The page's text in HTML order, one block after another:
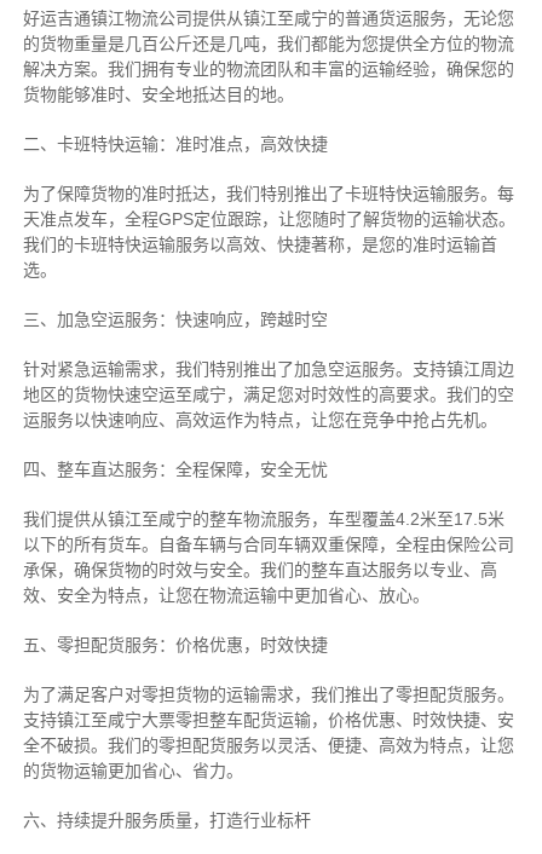
好运吉通镇江物流公司提供从镇江至咸宁的普通货运服务，无论您
的货物重量是几百公斤还是几吨，我们都能为您提供全方位的物流
解决方案。我们拥有专业的物流团队和丰富的运输经验，确保您的
货物能够准时、安全地抵达目的地。
二、卡班特快运输：准时准点，高效快捷
为了保障货物的准时抵达，我们特别推出了卡班特快运输服务。每
天准点发车，全程GPS定位跟踪，让您随时了解货物的运输状态。
我们的卡班特快运输服务以高效、快捷著称，是您的准时运输首
选。
三、加急空运服务：快速响应，跨越时空
针对紧急运输需求，我们特别推出了加急空运服务。支持镇江周边
地区的货物快速空运至咸宁，满足您对时效性的高要求。我们的空
运服务以快速响应、高效运作为特点，让您在竞争中抢占先机。
四、整车直达服务：全程保障，安全无忧
我们提供从镇江至咸宁的整车物流服务，车型覆盖4.2米至17.5米
以下的所有货车。自备车辆与合同车辆双重保障，全程由保险公司
承保，确保货物的时效与安全。我们的整车直达服务以专业、高
效、安全为特点，让您在物流运输中更加省心、放心。
五、零担配货服务：价格优惠，时效快捷
为了满足客户对零担货物的运输需求，我们推出了零担配货服务。
支持镇江至咸宁大票零担整车配货运输，价格优惠、时效快捷、安
全不破损。我们的零担配货服务以灵活、便捷、高效为特点，让您
的货物运输更加省心、省力。
六、持续提升服务质量，打造行业标杆